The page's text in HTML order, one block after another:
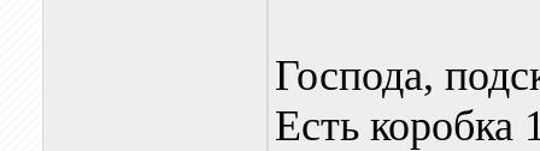
Господа,
Есть коробка